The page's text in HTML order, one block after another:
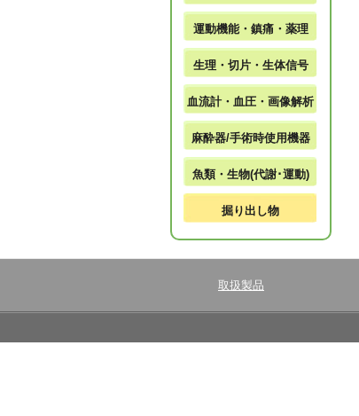
運動機能・鎮痛・薬理
生理・切片・生体信号
血流計・血圧・画像解析
麻酔器/手術時使用機器
魚類・生物(代謝･運動)
掘り出し物
取扱製品